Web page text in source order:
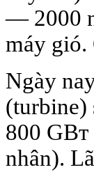
— 2000
máy gió.
Ngày
(turbine)
800 GВт
nhân).